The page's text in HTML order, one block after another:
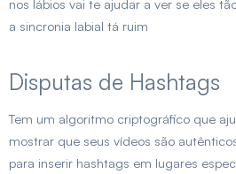
nos lábios vai te ajudar a ver se eles
a sincronia labial tá ruim
Disputas de Hashtags
Tem um algoritmo criptográfico que
mostrar que seus vídeos são
para inserir hashtags em lugares